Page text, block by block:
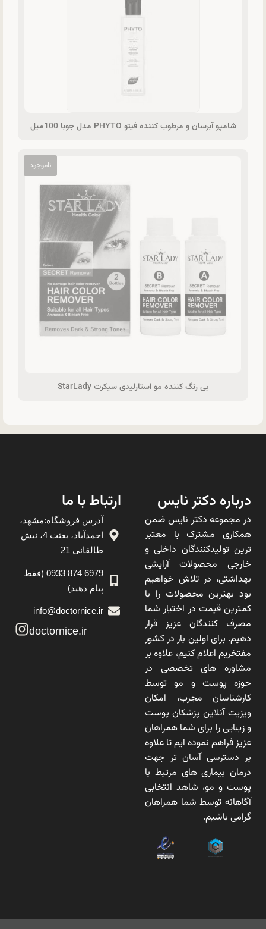
شامپو آبرسان و مرطوب کننده فیتو PHYTO مدل جوبا 100میل
بی رنگ کننده مو استارلیدی سیکرت StarLady
درباره دکتر نایس
در مجموعه دکتر نایس ضمن
همکاری مشترک با معتبر
ترین تولیدکنندگان داخلی و
خارجی محصولات آرایشی
بهداشتی، در تلاش خواهیم
بود بهترین محصولات را با
کمترین قیمت در اختیار شما
مصرف کنندگان عزیز قرار
دهیم. برای اولین بار در کشور
مفتخریم اعلام کنیم، علاوه بر
مشاوره های تخصصی در
حوزه پوست و مو توسط
کارشناسان مجرب، امکان
ویزیت آنلاین پزشکان پوست
و زیبایی را برای شما همراهان
عزیز فراهم نموده ایم تا علاوه
بر دسترسی آسان تر جهت
درمان بیماری های مرتبط با
پوست و مو، شاهد انتخابی
آگاهانه توسط شما همراهان
گرامی باشیم.
ارتباط با ما
آدرس فروشگاه:مشهد،
احمدآباد، بعثت 4، نبش
طالقانی 21
6979 874 0933 (فقط
پیام دهید)
info@doctornice.ir
doctornice.ir